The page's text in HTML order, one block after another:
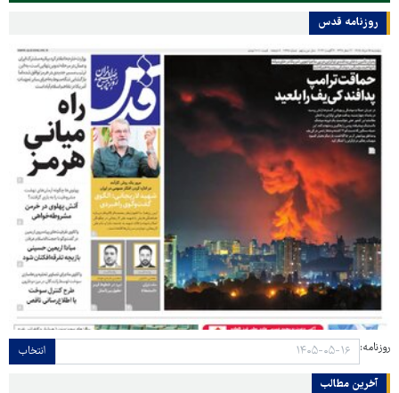
روزنامه قدس
روزنامه: انتخاب
آخرین مطالب